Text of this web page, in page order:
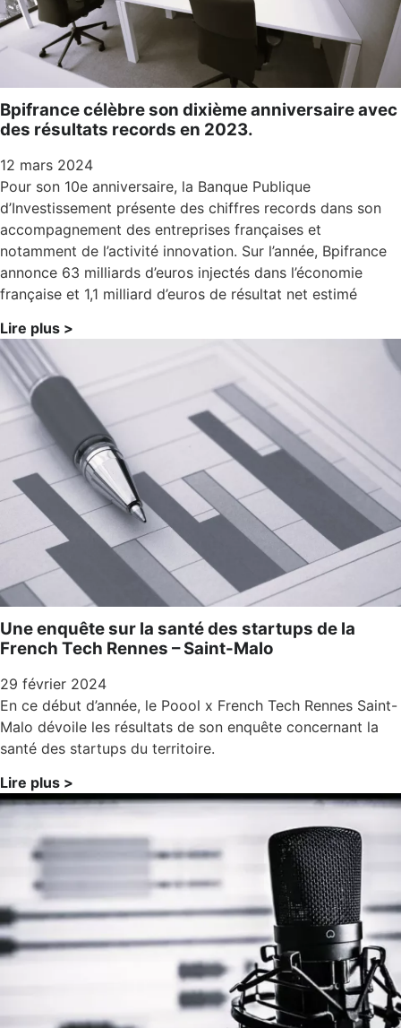
Bpifrance célèbre son dixième anniversaire avec
des résultats records en 2023.
12 mars 2024
Pour son 10e anniversaire, la Banque Publique
d’Investissement présente des chiffres records dans son
accompagnement des entreprises françaises et
notamment de l’activité innovation. Sur l’année, Bpifrance
annonce 63 milliards d’euros injectés dans l’économie
française et 1,1 milliard d’euros de résultat net estimé
Lire plus >
Une enquête sur la santé des startups de la
French Tech Rennes – Saint-Malo
29 février 2024
En ce début d’année, le Poool x French Tech Rennes Saint-
Malo dévoile les résultats de son enquête concernant la
santé des startups du territoire.
Lire plus >